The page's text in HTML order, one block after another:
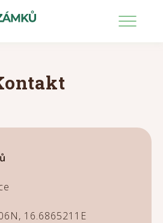
Rezervace
16.6865211E